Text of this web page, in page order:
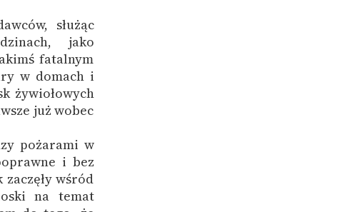
służąc
jako
fatalnym
w domach i
żywiołowych
już wobec
pożarami w
i bez
wśród
na temat